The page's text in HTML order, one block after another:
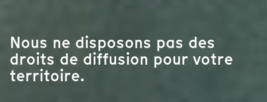
Nous ne disposons pas des
droits de diffusion pour votre
territoire.